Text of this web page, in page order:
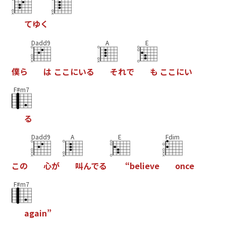
てゆく
僕ら
Dadd9
は こ こ にいる
A
それで
E
も こ こ にい
F#m7
る
この
Dadd9
心が
A
叫んでる
E
“believe
Fdim
once
F#m7
again”